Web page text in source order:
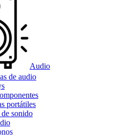
Audio
de audio
portátiles
sonido